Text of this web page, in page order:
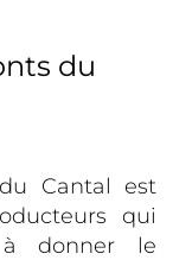
du
Cantal est
qui
à donner le